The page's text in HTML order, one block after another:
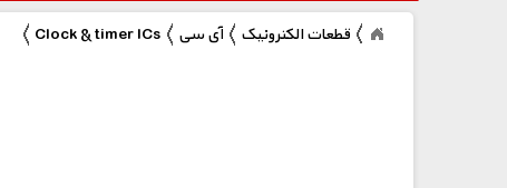
قطعات الکترونیک آی سی Clock & timer ICs